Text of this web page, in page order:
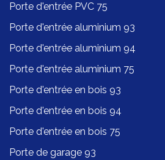
Porte d'entrée PVC 75
Porte d'entrée aluminium 93
Porte d'entrée aluminium 94
Porte d'entrée aluminium 75
Porte d'entrée en bois 93
Porte d'entrée en bois 94
Porte d'entrée en bois 75
Porte de garage 93